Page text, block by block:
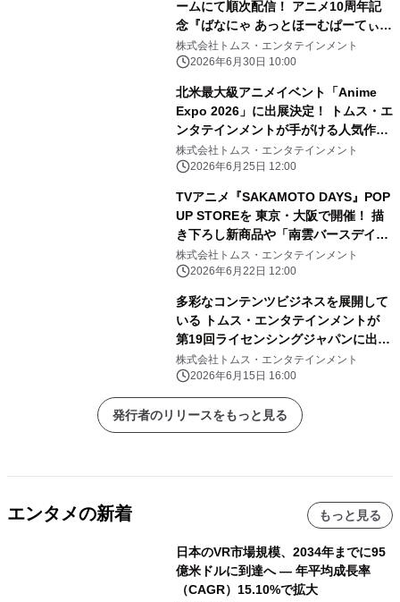
ームにて順次配信！ アニメ10周年記
念『ばなにゃ あっとほーむぱーてぃ
ー』 続投となる ばなにゃ役：梶裕
貴、ベイビースイート役：村瀬歩 豪
ゆいな／森川智之の オフィシャルコメ
ントが解禁！
株式会社トムス・エンタテインメント
2026年6月30日 10:00
北米最大級アニメイベント「Anime
Expo 2026」に出展決定！ トムス・エ
ンタテインメントが手がける人気作品
が集結し “日本のお祭り”体験を展開
株式会社トムス・エンタテインメント
2026年6月25日 12:00
TVアニメ『SAKAMOTO DAYS』POP
UP STOREを 東京・大阪で開催！ 描
き下ろし新商品や「南雲バースデイ」
グッズが登場
株式会社トムス・エンタテインメント
2026年6月22日 12:00
多彩なコンテンツビジネスを展開して
いる トムス・エンタテインメントが
第19回ライセンシングジャパンに出
展！
株式会社トムス・エンタテインメント
2026年6月15日 16:00
発行者のリリースをもっと見る
エンタメの新着 もっと見る
日本のVR市場規模、2034年までに95
億米ドルに到達へ ― 年平均成長率
（CAGR）15.10%で拡大